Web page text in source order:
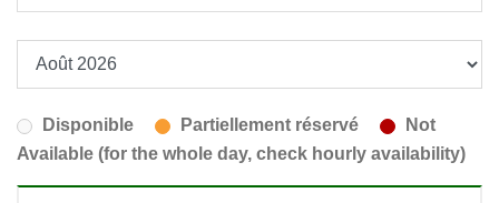
Disponible Partiellement réservé
Not
Available (for the whole day, check hourly availability)